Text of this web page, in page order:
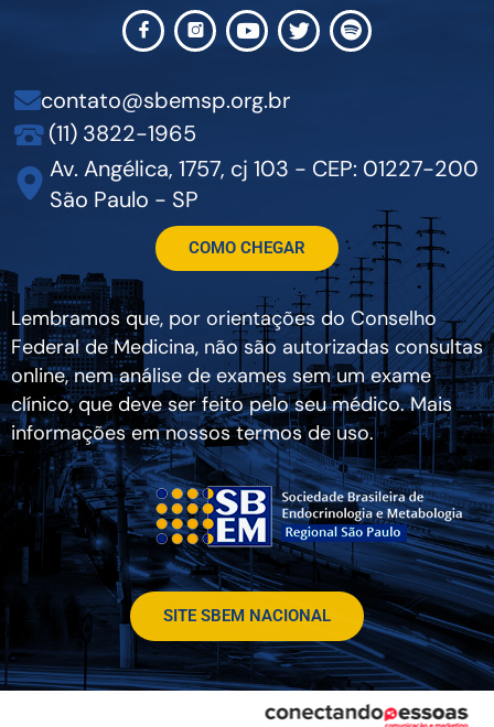
contato@sbemsp.org.br
(11) 3822-1965
Av. Angélica, 1757, cj 103 - CEP: 01227-200
São Paulo - SP
COMO CHEGAR
Lembramos que, por orientações do Conselho
Federal de Medicina, não são autorizadas consultas
online, nem análise de exames sem um exame
clínico, que deve ser feito pelo seu médico. Mais
informações em nossos termos de uso.
SITE SBEM NACIONAL